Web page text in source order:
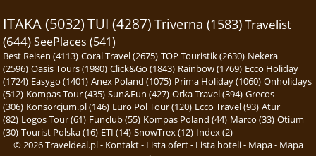
ITAKA (5032)TUI (4287) Triverna (1583)Travelist
(644) SeePlaces (541)
Best Reisen (4113) Coral Travel (2675) TOP Touristik (2630) Nekera
(2596) Oasis Tours (1980) Click&Go (1843) Rainbow (1769) Ecco Holiday
(1724) Easygo (1401) Anex Poland (1075) Prima Holiday (1060) Onholidays
(512) Kompas Tour (435) Sun&Fun (427) Orka Travel (394) Grecos
(306) Konsorcjum.pl (146) Euro Pol Tour (120) Ecco Travel (93) Atur
(82) Logos Tour (61) Funclub (55) Kompas Poland (44) Marco (33) Otium
(30) Tourist Polska (16) ETI (14) SnowTrex (12) Index (2)
© 2026Traveldeal.pl- Kontakt- Lista ofert- Lista hoteli- Mapa- Mapa